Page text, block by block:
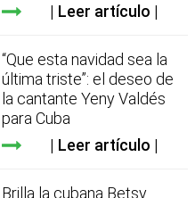
Leer artículo
“Que esta navidad sea la
última triste”: el deseo de
la cantante Yeny Valdés
para Cuba
Leer artículo
Brilla la cubana Betsy